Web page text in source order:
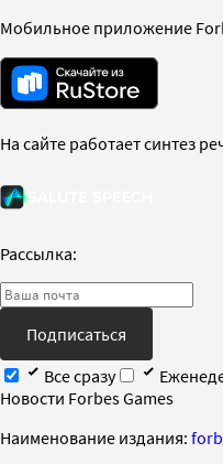
Мобильное приложение
На сайте работает синтез
Рассылка:
Подписаться
Все сразу
Новости Forbes Games
Наименование издания: